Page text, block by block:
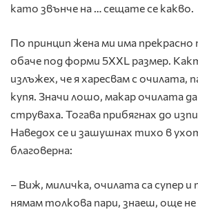
като звънче на … сещате се какво.
По принцип жена ми има
обаче под форми 5ХХL размер.
излъжех, че я харесвам с очилата,
купя. Значи лошо, макар очилата да
струваха. Тогава прибягнах до
Наведох се и зашушнах тихо в
благоверна:
– Виж, миличка, очилата са супер
нямам толкова пари, знаеш, още не